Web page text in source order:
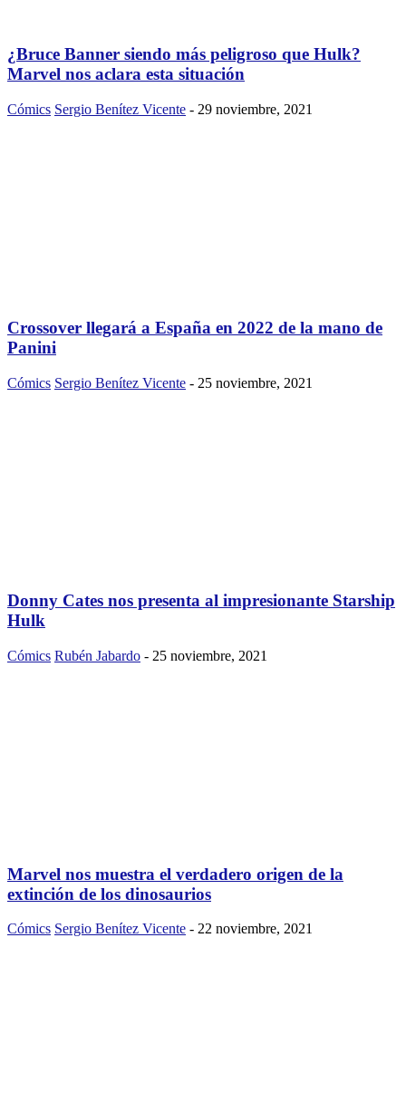
¿Bruce Banner siendo más peligroso que Hulk?
Marvel nos aclara esta situación
Cómics Sergio Benítez Vicente - 29 noviembre, 2021
Crossover llegará a España en 2022 de la mano de
Panini
Cómics Sergio Benítez Vicente - 25 noviembre, 2021
Donny Cates nos presenta al impresionante Starship
Hulk
Cómics Rubén Jabardo - 25 noviembre, 2021
Marvel nos muestra el verdadero origen de la
extinción de los dinosaurios
Cómics Sergio Benítez Vicente - 22 noviembre, 2021